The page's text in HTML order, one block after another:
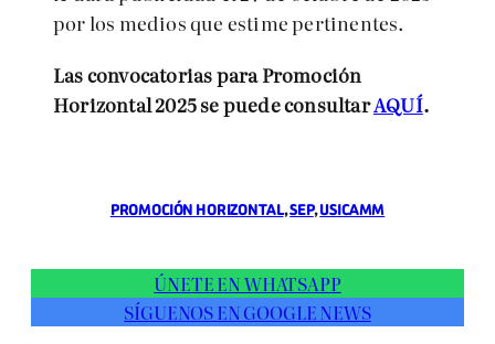
por los medios que estime pertinentes.
Las convocatorias para Promoción
Horizontal 2025 se puede consultarAQUÍ.
PROMOCIÓN HORIZONTAL, SEP, USICAMM
ÚNETE EN WHATSAPP
SÍGUENOS EN GOOGLE NEWS